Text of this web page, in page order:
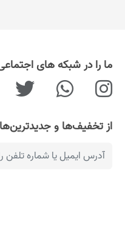
ما را در شبکه های
از تخفیف‌ها و